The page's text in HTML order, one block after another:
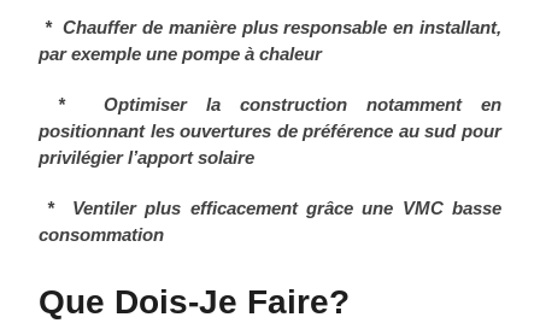
* Chauffer de manière plus responsable en installant,
par exemple une pompe à chaleur
* Optimiser la construction notamment en
positionnant les ouvertures de préférence au sud pour
privilégier l’apport solaire
* Ventiler plus efficacement grâce une VMC basse
consommation
Que Dois-Je Faire?